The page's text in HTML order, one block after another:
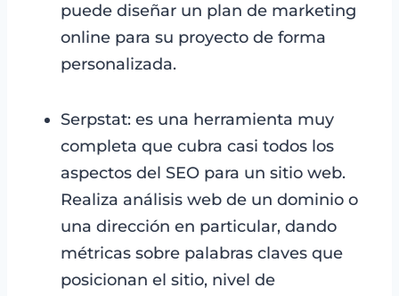
puede diseñar un plan de marketing
online para su proyecto de forma
personalizada.
Serpstat: es una herramienta muy
completa que cubra casi todos los
aspectos del SEO para un sitio web.
Realiza análisis web de un dominio o
una dirección en particular, dando
métricas sobre palabras claves que
posicionan el sitio, nivel de